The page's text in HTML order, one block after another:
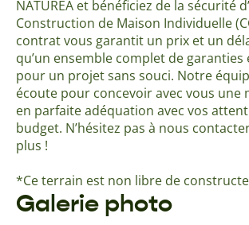
NATUREA et bénéficiez de la sécurité
Construction de Maison Individuelle
contrat vous garantit un prix et un
qu’un ensemble complet de garanties
pour un projet sans souci. Notre
écoute pour concevoir avec vous une
en parfaite adéquation avec vos
budget. N’hésitez pas à nous
plus !
*Ce terrain est non libre de
Galerie photo